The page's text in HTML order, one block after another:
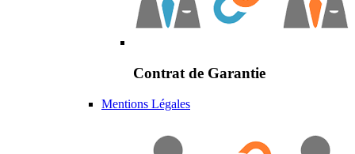
Contrat de Garantie
Mentions Légales